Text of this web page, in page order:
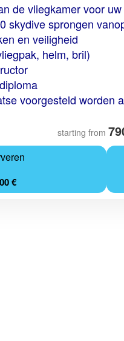
de vliegkamer voor
skydive sprongen
en veiligheid
helm, bril)
voorgesteld worden
starting from
€